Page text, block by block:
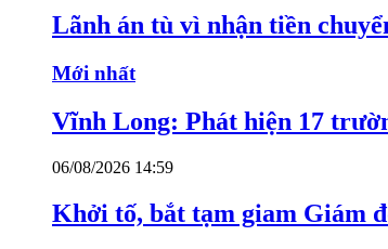
Lãnh án tù vì nhận tiền
Mới nhất
Vĩnh Long: Phát hiện 17
06/08/2026 14:59
Khởi tố, bắt tạm giam Giám